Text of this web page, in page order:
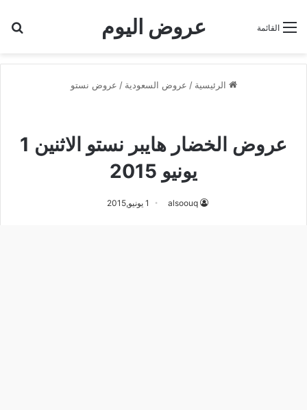
عروض اليوم القائمة
الرئيسية / عروض السعودية / عروض نستو
عروض الخضار هايبر نستو الاثنين 1
يونيو 2015
alsoouq 1 يونيو,2015